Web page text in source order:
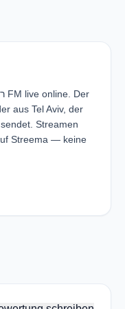
aus Tel Aviv, der
Streamen